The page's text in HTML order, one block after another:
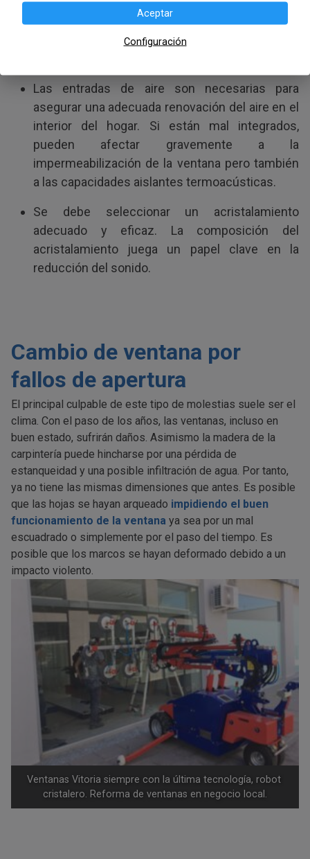
Las entradas de aire integradas en la carpintería
Las entradas de aire son necesarias para
asegurar una adecuada renovación del aire en el
interior del hogar. Si están mal integrados,
pueden afectar gravemente a la
impermeabilización de la ventana pero también
a las capacidades aislantes termoacústicas.
Se debe seleccionar un acristalamiento
adecuado y eficaz. La composición del
acristalamiento juega un papel clave en la
reducción del sonido.
Cambio de ventana por
fallos de apertura
El principal culpable de este tipo de molestias suele ser el
clima. Con el paso de los años, las ventanas, incluso en
buen estado, sufrirán daños. Asimismo la madera de la
carpintería puede hincharse por una pérdida de
estanqueidad y una posible infiltración de agua. Por tanto,
ya no tiene las mismas dimensiones que antes. Es posible
que las hojas se hayan arqueado impidiendo el buen
funcionamiento de la ventana ya sea por un mal
escuadrado o simplemente por el paso del tiempo. Es
posible que los marcos se hayan deformado debido a un
impacto violento.
Ventanas Vitoria siempre con la última tecnología, robot
cristalero. Reforma de ventanas en negocio local.
Aceptar
Configuración